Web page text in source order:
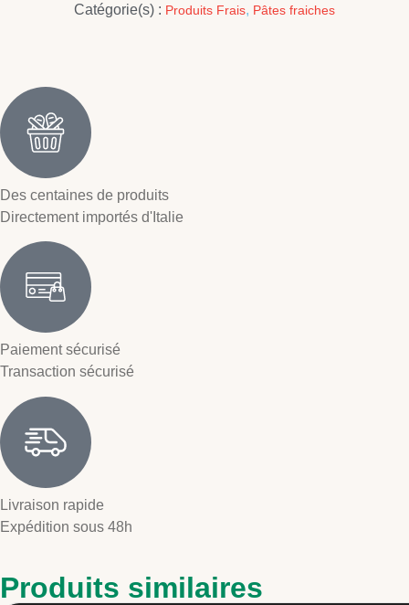
Catégorie(s) : Produits Frais, Pâtes fraiches
Des centaines de produits
Directement importés d'Italie
Paiement sécurisé
Transaction sécurisé
Livraison rapide
Expédition sous 48h
Produits similaires